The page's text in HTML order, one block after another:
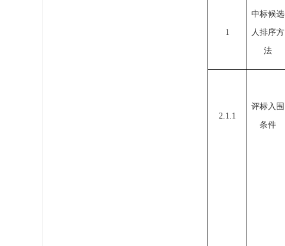
1
中标候选
人排序方
法
2.1.1
评标入围
条件